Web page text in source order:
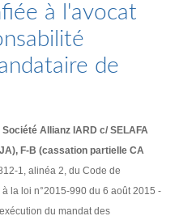
à l'avocat
de
Allianz IARD c/ SELAFA
F-B (cassation partielle CA
1, alinéa 2, du Code de
la loi n°2015-990 du 6 août 2015 -
du mandat des